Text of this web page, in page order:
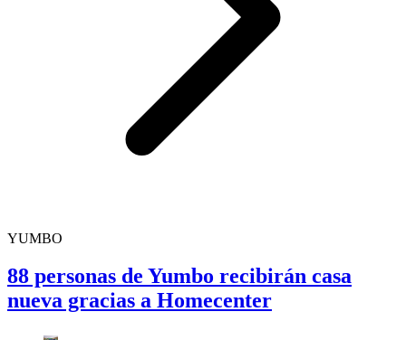
YUMBO
88 personas de Yumbo recibirán casa
nueva gracias a Homecenter